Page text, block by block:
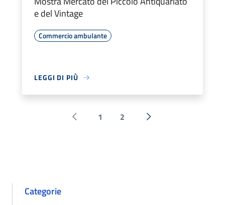
e del Vintage
Commercio ambulante
LEGGI DI PIÙ
Pagina precedente
1 2 Successiva »
Categorie